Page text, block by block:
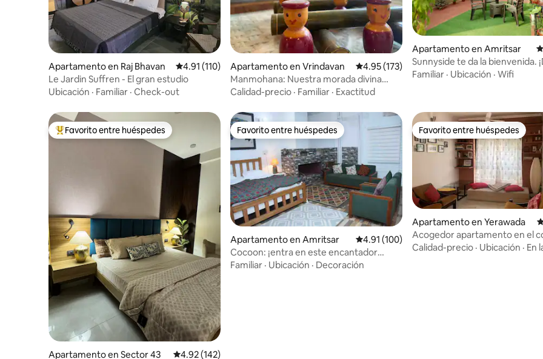
Apartamento en Raj Bhavan Calificación promedio: 4.91 de 5, 110 reseñas
4.91 (110)
Le Jardin Suffren - El gran estudio
Ubicación · Familiar · Check-out
Apartamento en Vrindavan Calificación promedio: 4.95 de 5, 173 reseñas
4.95 (173)
Manmohana: Nuestra morada divina
Krishna de 1 o 2 BHK
Calidad-precio · Familiar · Exactitud
Apartamento en Amritsar
Sunnyside te da la bienvenida.
incluido!
Familiar · Ubicación · Wifi
Favorito entre huéspedes preferido
Favorito entre huéspedes
Apartamento en Sector 43 Calificación promedio: 4.92 de 5, 142 reseñas
4.92 (142)
Favorito entre huéspedes
Favorito entre huéspedes
Apartamento en Amritsar Calificación promedio: 4.91 de 5, 100 reseñas
4.91 (100)
Cocoon: ¡entra en este encantador
estudio privado!
Familiar · Ubicación · Decoración
Favorito entre huéspedes
Favorito entre huéspedes
Apartamento en Yerawada
Acogedor apartamento en el
Pune
Calidad-precio · Ubicación · En